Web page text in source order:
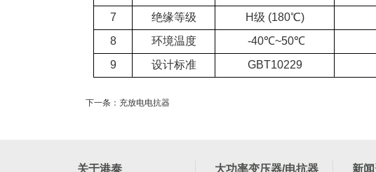
7
绝缘等级
H级 (180℃)
8
环境温度
-40℃~50℃
9
设计标准 GBT10229
下一条：充放电电抗器
关于港泰 大功率变压器/电抗器 新